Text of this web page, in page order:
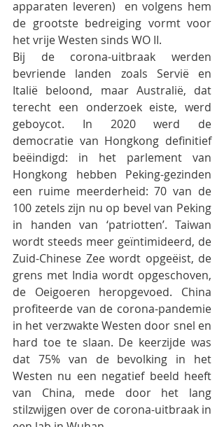
apparaten leveren)  en volgens hem
de grootste bedreiging vormt voor
het vrije Westen sinds WO II.
Bij de corona-uitbraak werden
bevriende landen zoals Servië en
Italië beloond, maar Australië, dat
terecht een onderzoek eiste, werd
geboycot. In 2020 werd de
democratie van Hongkong definitief
beëindigd: in het parlement van
Hongkong hebben Peking-gezinden
een ruime meerderheid: 70 van de
100 zetels zijn nu op bevel van Peking
in handen van ‘patriotten’. Taiwan
wordt steeds meer geïntimideerd, de
Zuid-Chinese Zee wordt opgeëist, de
grens met India wordt opgeschoven,
de Oeigoeren heropgevoed. China
profiteerde van de corona-pandemie
in het verzwakte Westen door snel en
hard toe te slaan. De keerzijde was
dat 75% van de bevolking in het
Westen nu een negatief beeld heeft
van China, mede door het lang
stilzwijgen over de corona-uitbraak in